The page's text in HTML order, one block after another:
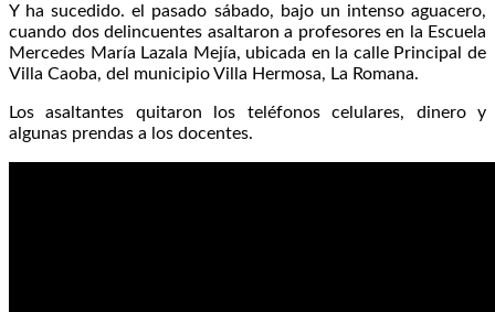
Y ha sucedido. el pasado sábado, bajo un intenso aguacero,
cuando dos delincuentes asaltaron a profesores en la Escuela
Mercedes María Lazala Mejía, ubicada en la calle Principal de
Villa Caoba, del municipio Villa Hermosa, La Romana.
Los asaltantes quitaron los teléfonos celulares, dinero y
algunas prendas a los docentes.